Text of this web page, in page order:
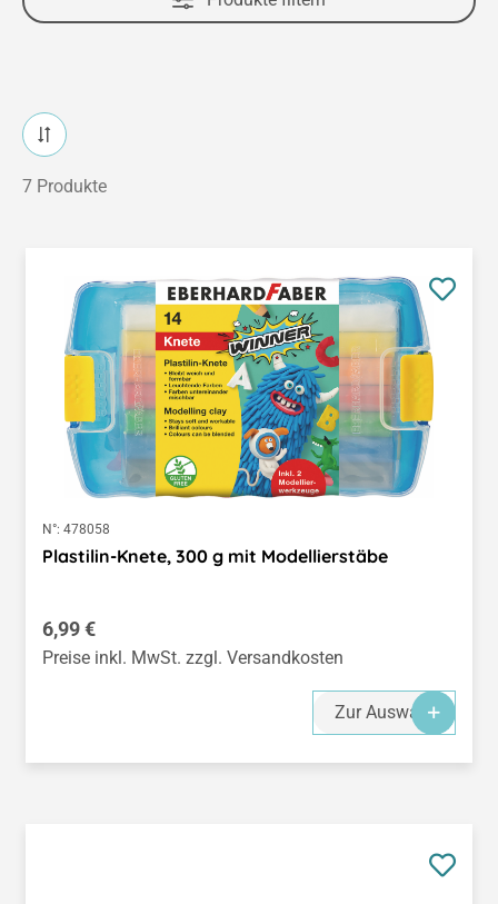
7 Produkte
N°: 478058
Plastilin-Knete, 300 g mit Modellierstäbe
Regulärer Preis:
6,99 €
Preise inkl. MwSt. zzgl. Versandkosten
Zur Auswahl